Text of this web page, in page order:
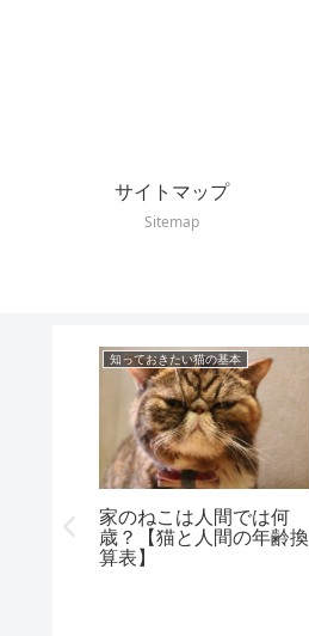
サイトマップ
Sitemap
瞑る時
知っておきたい猫の基本
家のねこは人間では何
歳？【猫と人間の年齢換
算表】